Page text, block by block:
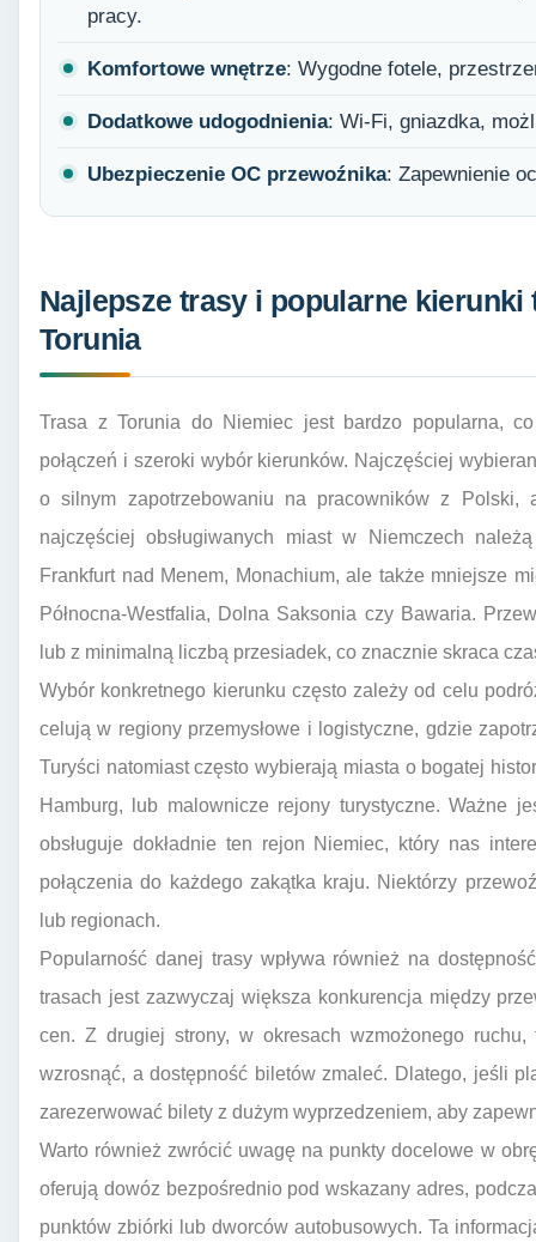
pracy.
Komfortowe wnętrze: Wygodne fotele,
Dodatkowe udogodnienia: Wi-Fi, gniazdka,
Ubezpieczenie OC przewoźnika: Zapewnienie
Najlepsze trasy i popularne
Torunia
Trasa z Torunia do Niemiec jest bardzo popularna,
połączeń i szeroki wybór kierunków. Najczęściej
o silnym zapotrzebowaniu na pracowników z Polski,
najczęściej obsługiwanych miast w Niemczech
Frankfurt nad Menem, Monachium, ale także mniejsze
Północna-Westfalia, Dolna Saksonia czy Bawaria.
lub z minimalną liczbą przesiadek, co znacznie skraca
Wybór konkretnego kierunku często zależy od celu
celują w regiony przemysłowe i logistyczne, gdzie
Turyści natomiast często wybierają miasta o bogatej
Hamburg, lub malownicze rejony turystyczne. Ważne
obsługuje dokładnie ten rejon Niemiec, który nas
połączenia do każdego zakątka kraju. Niektórzy
lub regionach.
Popularność danej trasy wpływa również na
trasach jest zazwyczaj większa konkurencja między
cen. Z drugiej strony, w okresach wzmożonego
wzrosnąć, a dostępność biletów zmaleć. Dlatego, jeśli
zarezerwować bilety z dużym wyprzedzeniem, aby
Warto również zwrócić uwagę na punkty docelowe w
oferują dowóz bezpośrednio pod wskazany adres,
punktów zbiórki lub dworców autobusowych. Ta